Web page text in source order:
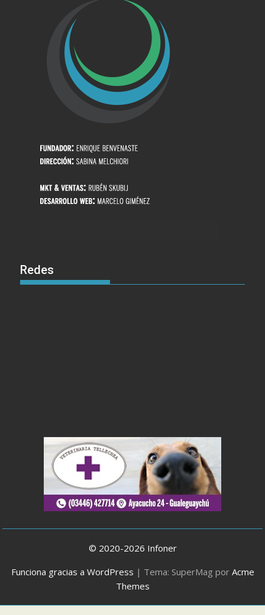
Redes
© 2020-2026 Infoner
Funciona gracias a WordPress | Tema: SuperMag por Acme
Themes